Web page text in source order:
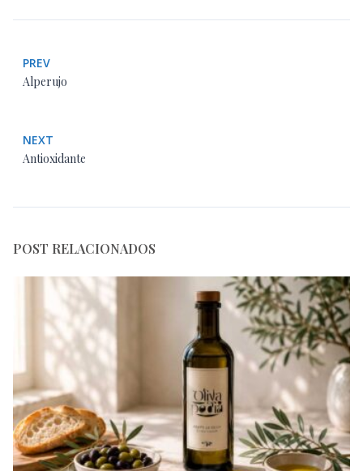
PREV
Alperujo
NEXT
Antioxidante
POST RELACIONADOS